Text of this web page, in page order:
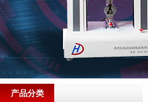
产品分类